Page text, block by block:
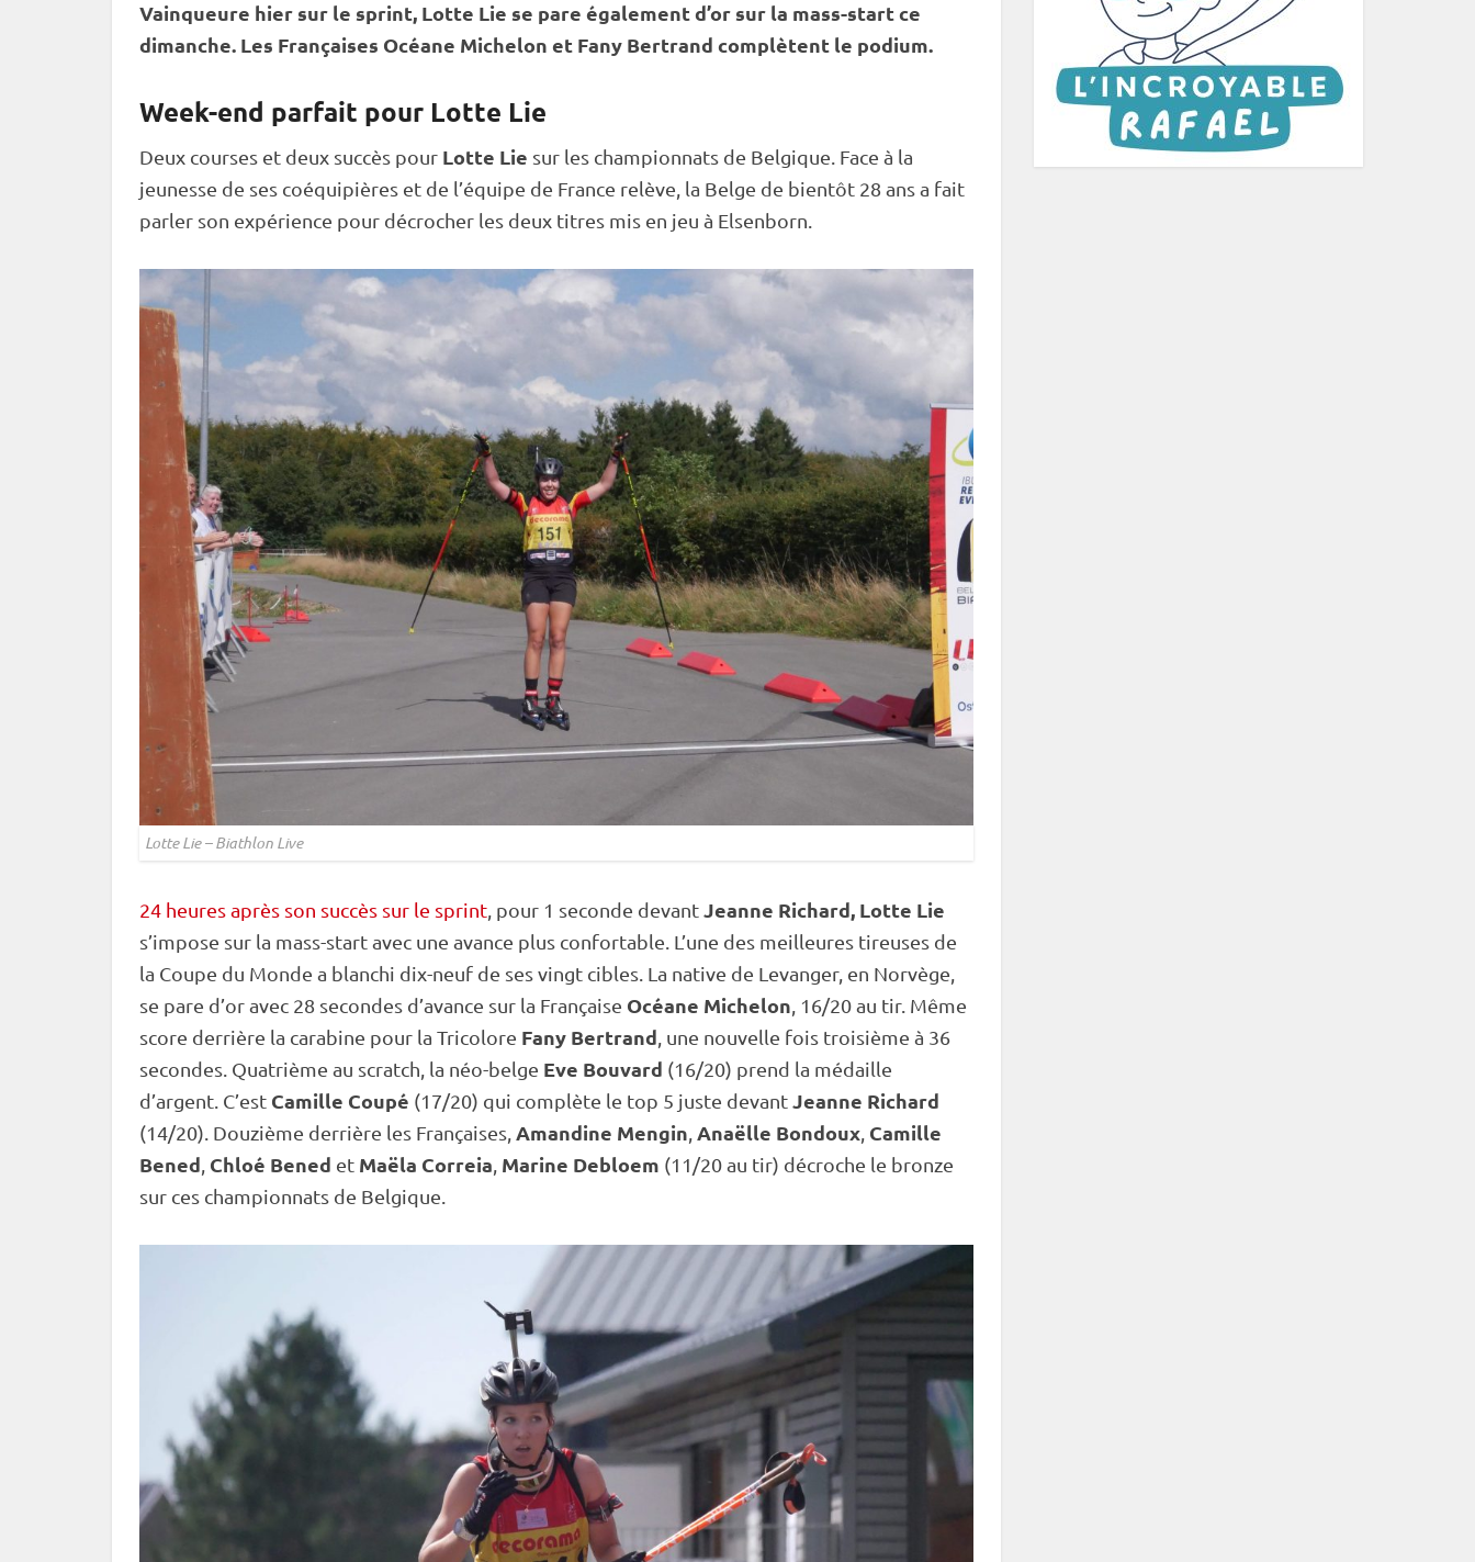
Vainqueure hier sur le sprint, Lotte Lie se pare également d’or sur la mass-start ce
dimanche. Les Françaises Océane Michelon et Fany Bertrand complètent le podium.
Week-end parfait pour Lotte Lie
Deux courses et deux succès pour Lotte Lie sur les championnats de Belgique. Face à la
jeunesse de ses coéquipières et de l’équipe de France relève, la Belge de bientôt 28 ans a fait
parler son expérience pour décrocher les deux titres mis en jeu à Elsenborn.
Lotte Lie – Biathlon Live
24 heures après son succès sur le sprint , pour 1 seconde devantJeanne Richard, Lotte Lie
s’impose sur la mass-start avec une avance plus confortable. L’une des meilleures tireuses de
la Coupe du Monde a blanchi dix-neuf de ses vingt cibles. La native de Levanger, en Norvège,
se pare d’or avec 28 secondes d’avance sur la Française Océane Michelon , 16/20 au tir. Même
score derrière la carabine pour la Tricolore Fany Bertrand , une nouvelle fois troisième à 36
secondes. Quatrième au scratch, la néo-belge Eve Bouvard (16/20) prend la médaille
d’argent. C’est Camille Coupé (17/20) qui complète le top 5 juste devantJeanne Richard
(14/20). Douzième derrière les Françaises, Amandine Mengin Anaëlle Bondoux Camille
Bened Chloé Bened et Maëla Correia Marine Debloem (11/20 au tir) décroche le bronze
sur ces championnats de Belgique.